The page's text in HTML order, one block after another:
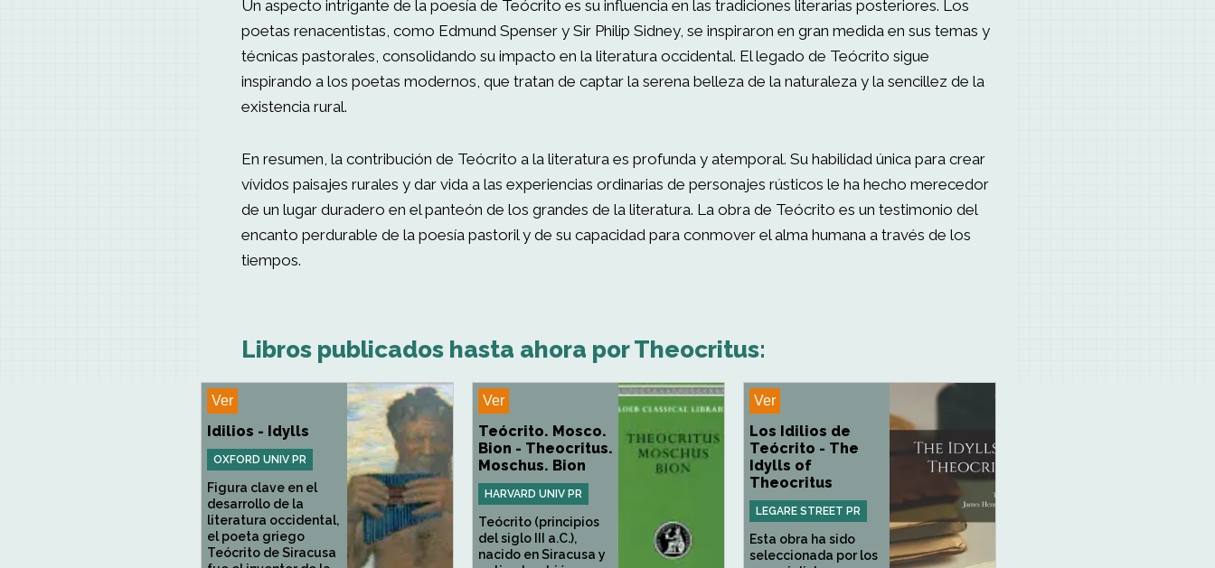
Un aspecto intrigante de la poesía de Teócrito es su influencia en las tradiciones literarias posteriores. Los
poetas renacentistas, como Edmund Spenser y Sir Philip Sidney, se inspiraron en gran medida en sus temas y
técnicas pastorales, consolidando su impacto en la literatura occidental. El legado de Teócrito sigue
inspirando a los poetas modernos, que tratan de captar la serena belleza de la naturaleza y la sencillez de la
existencia rural.
En resumen, la contribución de Teócrito a la literatura es profunda y atemporal. Su habilidad única para crear
vívidos paisajes rurales y dar vida a las experiencias ordinarias de personajes rústicos le ha hecho merecedor
de un lugar duradero en el panteón de los grandes de la literatura. La obra de Teócrito es un testimonio del
encanto perdurable de la poesía pastoril y de su capacidad para conmover el alma humana a través de los
tiempos.
Libros publicados hasta ahora por Theocritus:
Ver
Idilios - Idylls
OXFORD UNIV PR
Figura clave en el
desarrollo de la
literatura occidental,
el poeta griego
Teócrito de Siracusa
Ver
Teócrito. Mosco.
Bion - Theocritus.
Moschus. Bion
HARVARD UNIV PR
Teócrito (principios
del siglo III a.C.),
nacido en Siracusa y
Ver
Los Idilios de
Teócrito - The
Idylls of
Theocritus
LEGARE STREET PR
Esta obra ha sido
seleccionada por los